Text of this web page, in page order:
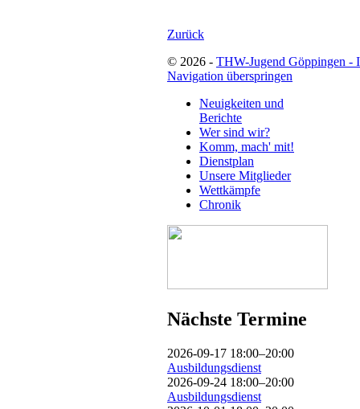
Zurück
© 2026 - THW-Jugend Göppingen -
Navigation überspringen
Neuigkeiten und
Berichte
Wer sind wir?
Komm, mach' mit!
Dienstplan
Unsere Mitglieder
Wettkämpfe
Chronik
Nächste Termine
2026-09-17 18:00–20:00
Ausbildungsdienst
2026-09-24 18:00–20:00
Ausbildungsdienst